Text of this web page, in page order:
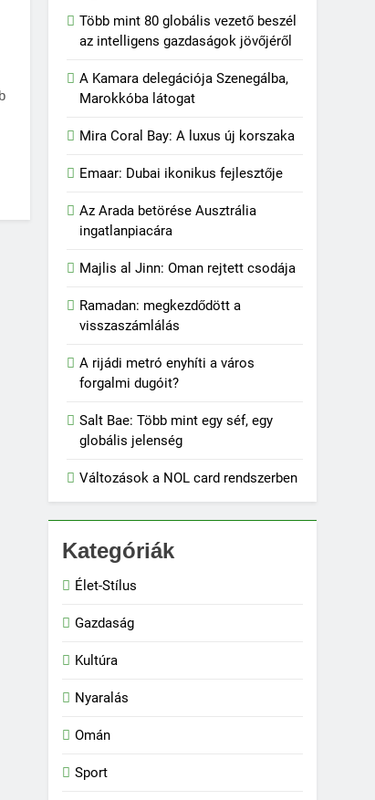
Több mint 80 globális vezető beszél
az intelligens gazdaságok jövőjéről
A Kamara delegációja Szenegálba,
Marokkóba látogat
Mira Coral Bay: A luxus új korszaka
Emaar: Dubai ikonikus fejlesztője
Az Arada betörése Ausztrália
ingatlanpiacára
Majlis al Jinn: Oman rejtett csodája
Ramadan: megkezdődött a
visszaszámlálás
A rijádi metró enyhíti a város
forgalmi dugóit?
Salt Bae: Több mint egy séf, egy
globális jelenség
Változások a NOL card rendszerben
Kategóriák
Élet-Stílus
Gazdaság
Kultúra
Nyaralás
Omán
Sport